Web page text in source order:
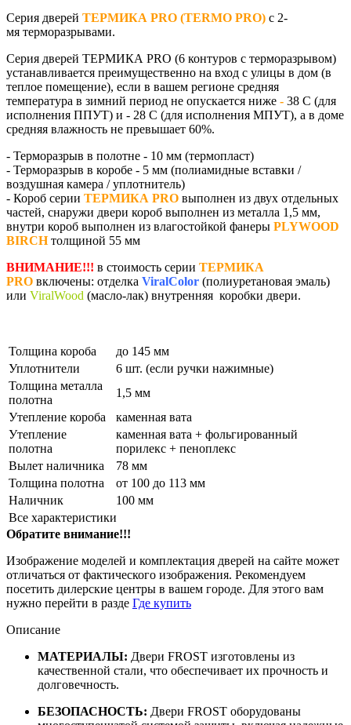
Серия дверей ТЕРМИКА PRO (TERMO PRO) с 2-
мя терморазрывами.
Серия дверей ТЕРМИКА PRO (6 контуров с терморазрывом)
устанавливается преимущественно на вход с улицы в дом (в
теплое помещение), если в вашем регионе средняя
температура в зимний период не опускается ниже - 38 С (для
исполнения ППУТ) и - 28 С (для исполнения МПУТ), а в доме
средняя влажность не превышает 60%.
- Терморазрыв в полотне - 10 мм (термопласт)
- Терморазрыв в коробе - 5 мм (полиамидные вставки /
воздушная камера / уплотнитель)
- Короб серии ТЕРМИКА PRO выполнен из двух отдельных
частей, снаружи двери короб выполнен из металла 1,5 мм,
внутри короб выполнен из влагостойкой фанеры PLYWOOD
BIRCHтолщиной 55 мм
ВНИМАНИЕ!!! в стоимость серии ТЕРМИКА
PRO включены: отделка ViralColor (полиуретановая эмаль)
или ViralWood (масло-лак) внутренняя коробки двери.
Толщина короба
до 145 мм
Уплотнители
6 шт. (если ручки нажимные)
Толщина металла
полотна
1,5 мм
Утепление короба
каменная вата
Утепление
полотна
каменная вата + фольгированный
порилекс + пеноплекс
Вылет наличника
78 мм
Толщина полотна
от 100 до 113 мм
Наличник
100 мм
Все характеристики
Обратите внимание!!!
Изображение моделей и комплектация дверей на сайте может
отличаться от фактического изображения. Рекомендуем
посетить дилерские центры в вашем городе. Для этого вам
нужно перейти в разде Где купить
Описание
МАТЕРИАЛЫ: Двери FROST изготовлены из
качественной стали, что обеспечивает их прочность и
долговечность.
БЕЗОПАСНОСТЬ: Двери FROST оборудованы